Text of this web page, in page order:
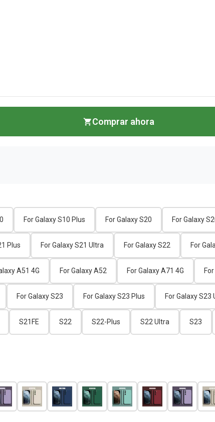
Comprar ahora
For Galaxy S10 Plus For Galaxy S20 For Galaxy
Plus For Galaxy S21 Ultra For Galaxy S22 For
A51 4G For Galaxy A52 For Galaxy A71 4G
For Galaxy S23 For Galaxy S23 Plus For Galaxy S23
S21FE S22 S22-Plus S22 Ultra S23